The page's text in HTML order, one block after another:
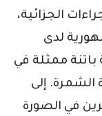
قانون الإجراءات الجزائية،
لدى
ممثلة في
الشمرة. إلى
في الصورة